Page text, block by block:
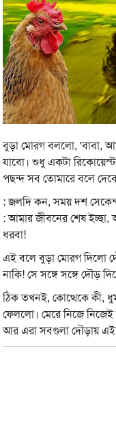
বুড়া মোরগ বললো, 'বাবা,
যাবো। শুধু একটা
পছন্দ সব তোমারে বলে
: জলদি কন, সময় দশ
: আমার জীবনের শেষ
ধরবা!
এই বলে বুড়া মোরগ দিলো
নাকি! সে সঙ্গে সঙ্গে দৌড়
ঠিক তখনই, কোত্থেকে কী,
ফেললো। মেরে নিজে
আর এরা সবগুলা দৌড়ায় এই